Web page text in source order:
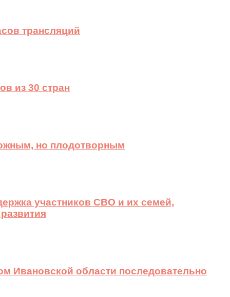
трансляций
из 30 стран
но плодотворным
участников СВО и их семей,
Ивановской области последовательно